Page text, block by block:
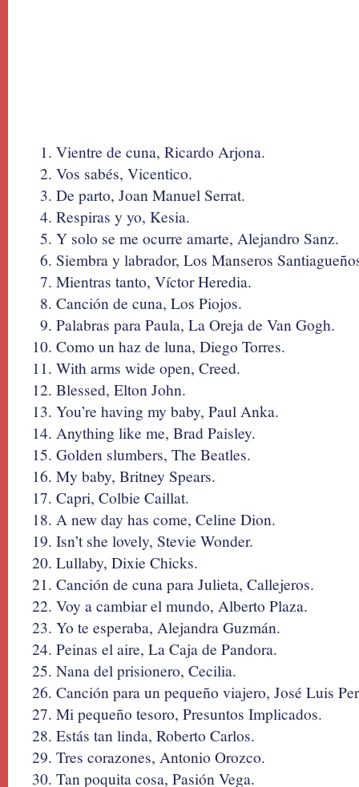
Vientre de cuna, Ricardo Arjona.
Vos sabés, Vicentico.
De parto, Joan Manuel Serrat.
Respiras y yo, Kesia.
Y solo se me ocurre amarte, Alejandro Sanz.
Siembra y labrador, Los Manseros
Mientras tanto, Víctor Heredia.
Canción de cuna, Los Piojos.
Palabras para Paula, La Oreja de Van Gogh.
Como un haz de luna, Diego Torres.
With arms wide open, Creed.
Blessed, Elton John.
You’re having my baby, Paul Anka.
Anything like me, Brad Paisley.
Golden slumbers, The Beatles.
My baby, Britney Spears.
Capri, Colbie Caillat.
A new day has come, Celine Dion.
Isn’t she lovely, Stevie Wonder.
Lullaby, Dixie Chicks.
Canción de cuna para Julieta, Callejeros.
Voy a cambiar el mundo, Alberto Plaza.
Yo te esperaba, Alejandra Guzmán.
Peinas el aire, La Caja de Pandora.
Nana del prisionero, Cecilia.
Canción para un pequeño viajero, José Luis
Mi pequeño tesoro, Presuntos Implicados.
Estás tan linda, Roberto Carlos.
Tres corazones, Antonio Orozco.
Tan poquita cosa, Pasión Vega.